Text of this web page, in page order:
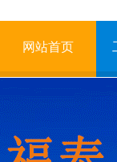
网站首页